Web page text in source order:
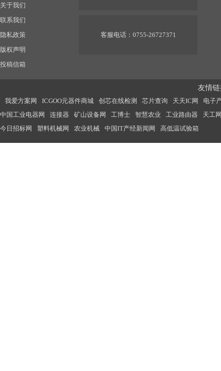
关于我们
联系我们
隐私政策
版权声明
投稿信箱
客服电话：0755-26727371
友情
我爱方案网 ICGOO元器件商城 创芯在线检测 芯片查询 天天IC网
电子
中国工业电器网
连接器 矿山设备网 工博士 智慧农业 工业路由器
天工
今日招标网
塑料机械网 农业机械 中国IT产经新闻网 高低温试验箱